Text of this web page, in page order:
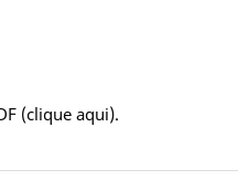
(clique aqui).